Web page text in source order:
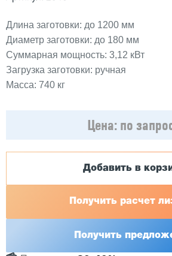
Длина заготовки: до 1200 мм
Диаметр заготовки: до 180 мм
Суммарная мощность: 3,12 кВт
Загрузка заготовки: ручная
Масса: 740 кг
Цена: по
Добавить в
Получить расчет
Получить